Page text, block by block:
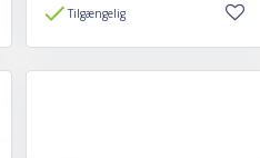
Tilgængelig